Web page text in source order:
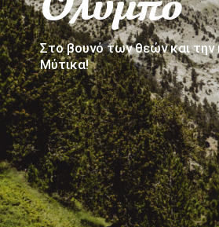
Στο βουνό των θεών και
Μύτικα!